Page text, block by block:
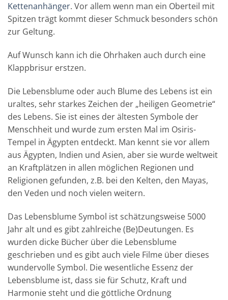
Kettenanhänger. Vor allem wenn man ein Oberteil mit
Spitzen trägt kommt dieser Schmuck besonders schön
zur Geltung.
Auf Wunsch kann ich die Ohrhaken auch durch eine
Klappbrisur erstzen.
Die Lebensblume oder auch Blume des Lebens ist ein
uraltes, sehr starkes Zeichen der „heiligen Geometrie“
des Lebens. Sie ist eines der ältesten Symbole der
Menschheit und wurde zum ersten Mal im Osiris-
Tempel in Ägypten entdeckt. Man kennt sie vor allem
aus Ägypten, Indien und Asien, aber sie wurde weltweit
an Kraftplätzen in allen möglichen Regionen und
Religionen gefunden, z.B. bei den Kelten, den Mayas,
den Veden und noch vielen weitern.
Das Lebensblume Symbol ist schätzungsweise 5000
Jahr alt und es gibt zahlreiche (Be)Deutungen. Es
wurden dicke Bücher über die Lebensblume
geschrieben und es gibt auch viele Filme über dieses
wundervolle Symbol. Die wesentliche Essenz der
Lebensblume ist, dass sie für Schutz, Kraft und
Harmonie steht und die göttliche Ordnung